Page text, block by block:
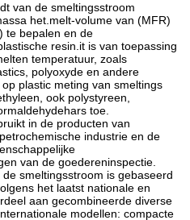
van de smeltingsstroom
het.melt-volume van (MFR)
te bepalen en de
resin.it is van toepassing
temperatuur, zoals
polyoxyde en andere
plastic meting van smeltings
ook polystyreen,
toe.
in de producten van
industrie en de
van de goedereninspectie.
smeltingsstroom is gebaseerd
het laatst nationale en
aan gecombineerde diverse
modellen: compacte